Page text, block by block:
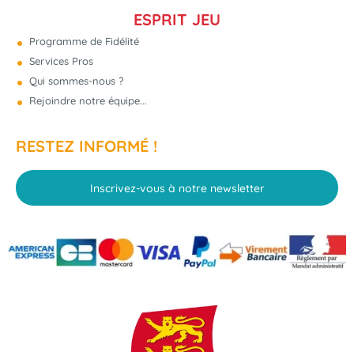
ESPRIT JEU
Programme de Fidélité
Services Pros
Qui sommes-nous ?
Rejoindre notre équipe...
RESTEZ INFORMÉ !
Inscrivez-vous à notre newsletter